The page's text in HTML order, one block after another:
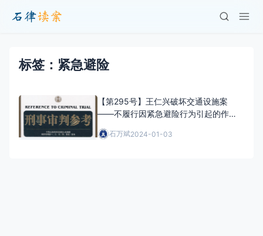
标签：紧急避险
【第295号】王仁兴破坏交通设施案
——不履行因紧急避险行为引起的作为
石万斌2024-01-03